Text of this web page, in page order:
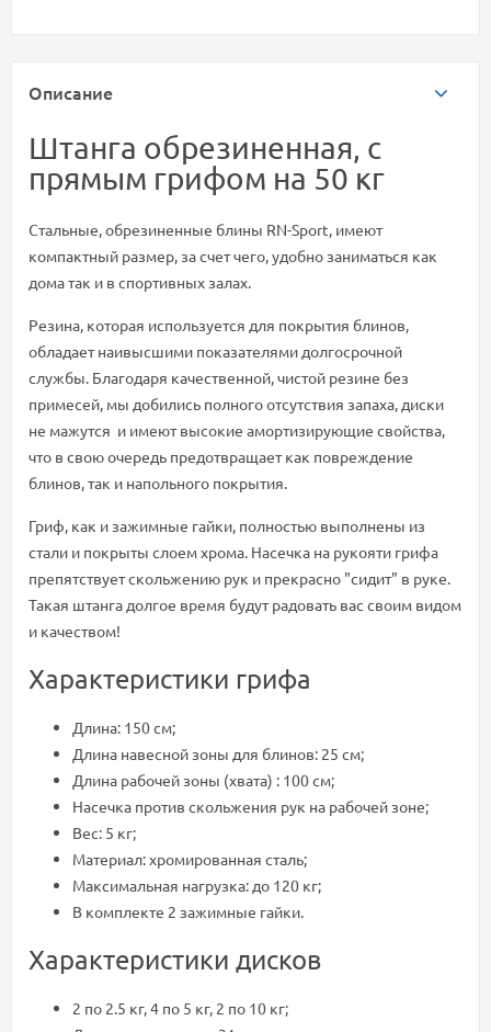
Описание
Штанга обрезиненная, с
прямым грифом на 50 кг
Стальные, обрезиненные блины RN-Sport, имеют
компактный размер, за счет чего, удобно заниматься как
дома так и в спортивных залах.
Резина, которая используется для покрытия блинов,
обладает наивысшими показателями долгосрочной
службы. Благодаря качественной, чистой резине без
примесей, мы добились полного отсутствия запаха, диски
не мажутся и имеют высокие амортизирующие свойства,
что в свою очередь предотвращает как повреждение
блинов, так и напольного покрытия.
Гриф, как и зажимные гайки, полностью выполнены из
стали и покрыты слоем хрома. Насечка на рукояти грифа
препятствует скольжению рук и прекрасно "сидит" в руке.
Такая штанга долгое время будут радовать вас своим видом
и качеством!
Характеристики грифа
Длина: 150 см;
Длина навесной зоны для блинов: 25 см;
Длина рабочей зоны (хвата) : 100 см;
Насечка против скольжения рук на рабочей зоне;
Вес: 5 кг;
Материал: хромированная сталь;
Максимальная нагрузка: до 120 кг;
В комплекте 2 зажимные гайки.
Характеристики дисков
2 по 2.5 кг, 4 по 5 кг, 2 по 10 кг;